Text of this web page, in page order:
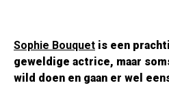
Sophie Bouquet is een
geweldige actrice, maar
wild doen en gaan er wel